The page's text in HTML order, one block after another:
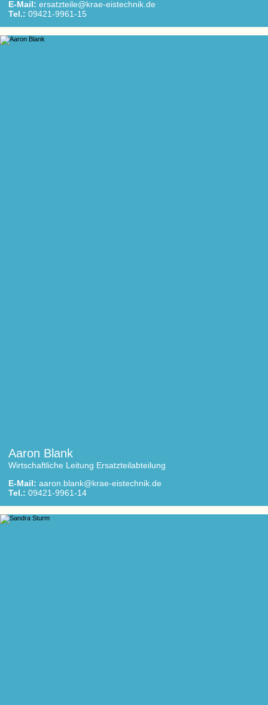
E-Mail: ersatzteile@krae-eistechnik.de
Tel.: 09421-9961-15
Aaron Blank
Wirtschaftliche Leitung Ersatzteilabteilung
E-Mail: aaron.blank@krae-eistechnik.de
Tel.: 09421-9961-14